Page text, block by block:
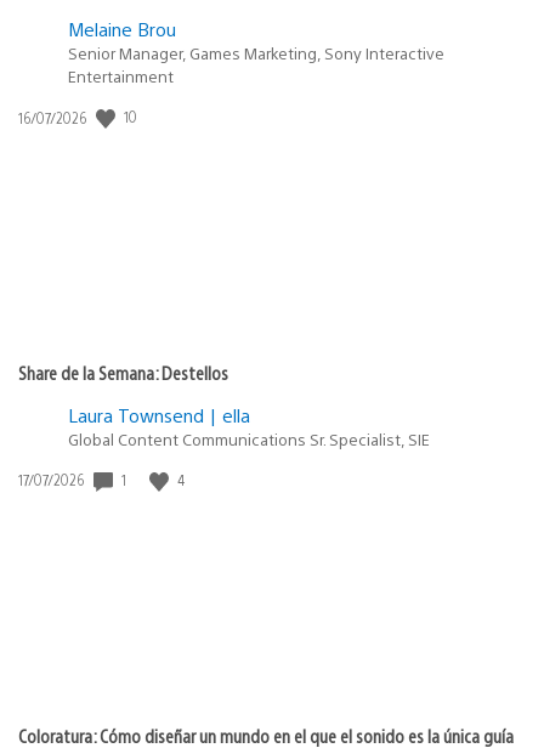
Melaine Brou
Senior Manager, Games Marketing, Sony Interactive
Entertainment
Fecha
16/07/2026 10
Share de la Semana: Destellos
Laura Townsend | ella
Global Content Communications Sr. Specialist, SIE
Fecha
17/07/2026 1 4
Coloratura: Cómo diseñar un mundo en el que el sonido es la única guía